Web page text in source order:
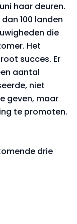
haar deuren.
100 landen
die
Het
succes. Er
aantal
niet
geven, maar
te promoten.
drie